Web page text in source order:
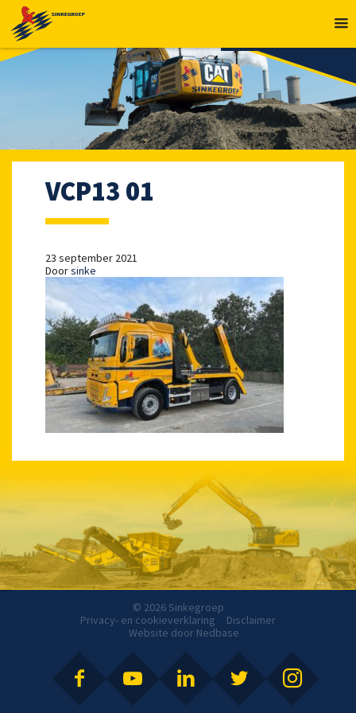
VCP13 01
23 september 2021
Doorsinke
© 2026 Sinkegroep
Privacy- en cookieverklaring
Disclaimer
Website door Nedbase